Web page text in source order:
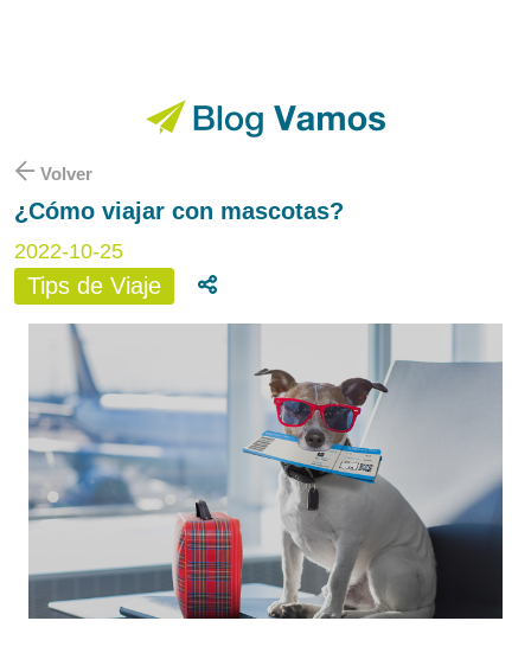
Volver
¿Cómo viajar con mascotas?
2022-10-25
Tips de Viaje